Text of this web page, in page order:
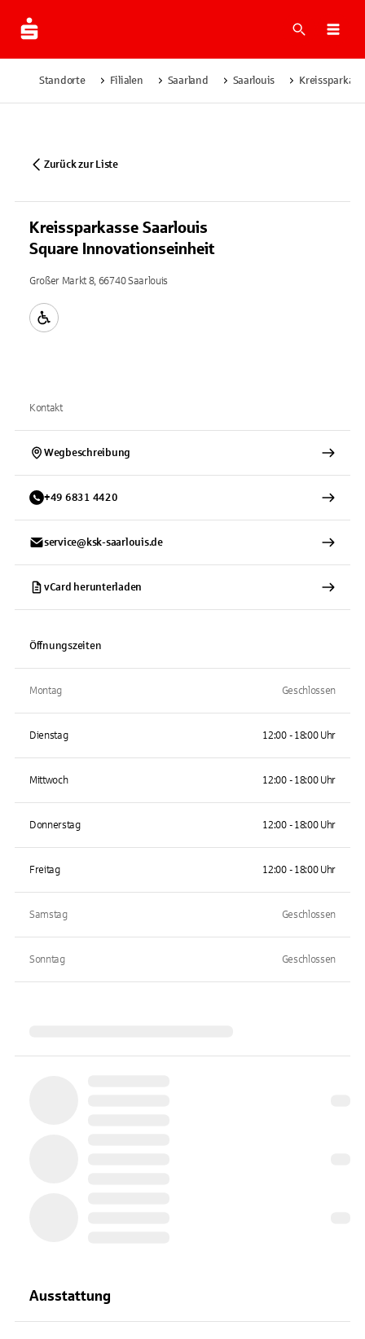
Suche
Standorte Filialen Saarland Saarlouis
Zurück zur Liste
Kreissparkasse Saarlouis
Square Innovationseinheit
Großer Markt 8, 66740 Saarlouis
Kontakt
Wegbeschreibung
+49 6831 4420
service@ksk-saarlouis.de
vCard herunterladen
Öffnungszeiten
Montag Geschlossen
Dienstag 12:00 - 18:00 Uhr
Mittwoch 12:00 - 18:00 Uhr
Donnerstag 12:00 - 18:00 Uhr
Freitag 12:00 - 18:00 Uhr
Samstag Geschlossen
Sonntag Geschlossen
Ausstattung